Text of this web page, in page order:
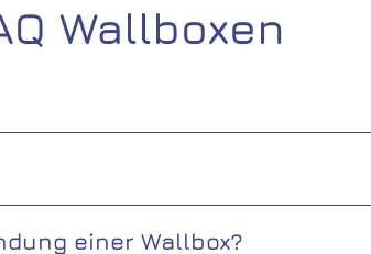
Wallboxen
einer Wallbox?